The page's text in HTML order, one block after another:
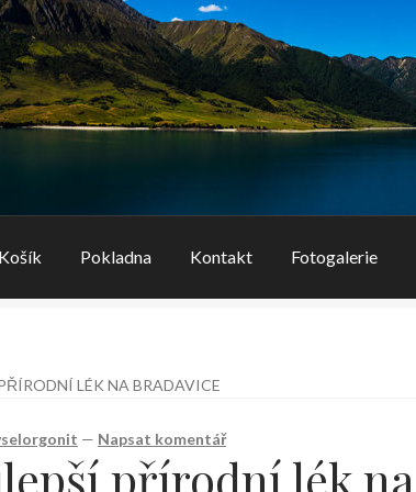
Košík Pokladna Kontakt Fotogalerie
LÉK NA BRADAVICE
— Napsat komentář
přírodní lék na